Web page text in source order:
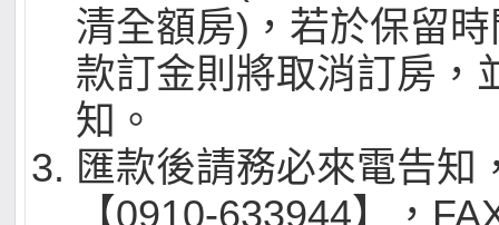
清全額房)，若於保留
款訂金則將取消訂房，
知。
匯款後請務必來電告知
【0910-633944】，